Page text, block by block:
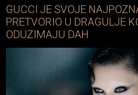
GUCCI JE SVOJE
PRETVORIO U DRAGULJE
ODUZIMAJU DAH